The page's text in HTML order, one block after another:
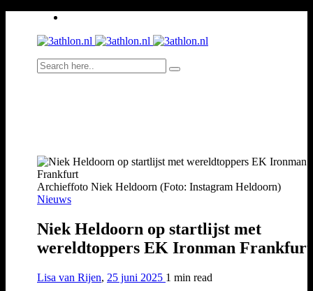
Archieffoto Niek Heldoorn (Foto: Instagram Heldoorn)
Nieuws
Niek Heldoorn op startlijst met
wereldtoppers EK Ironman Frankfurt
Lisa van Rijen, 25 juni 2025 1 min read